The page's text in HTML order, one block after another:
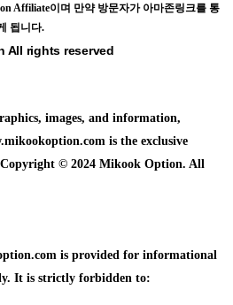
Affiliate이며 만약 방문자가 아마존링크를 통
됩니다.
All rights reserved
images, and information,
is the exclusive
© 2024 Mikook Option. All
is provided for informational
It is strictly forbidden to: